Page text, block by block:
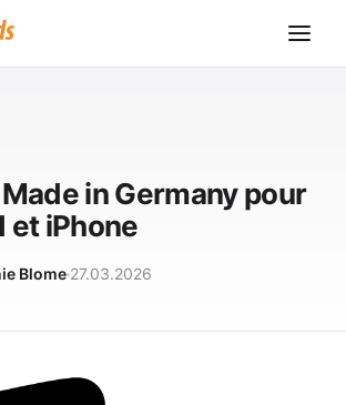
in Germany pour
et iPhone
Blome 27.03.2026